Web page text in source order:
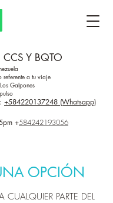
CCS Y BQTO
referente a tu viaje
Galpones
+584220137248 (Whatsapp)
+584242193056
OPCIÓN
CUALQUIER PARTE DEL